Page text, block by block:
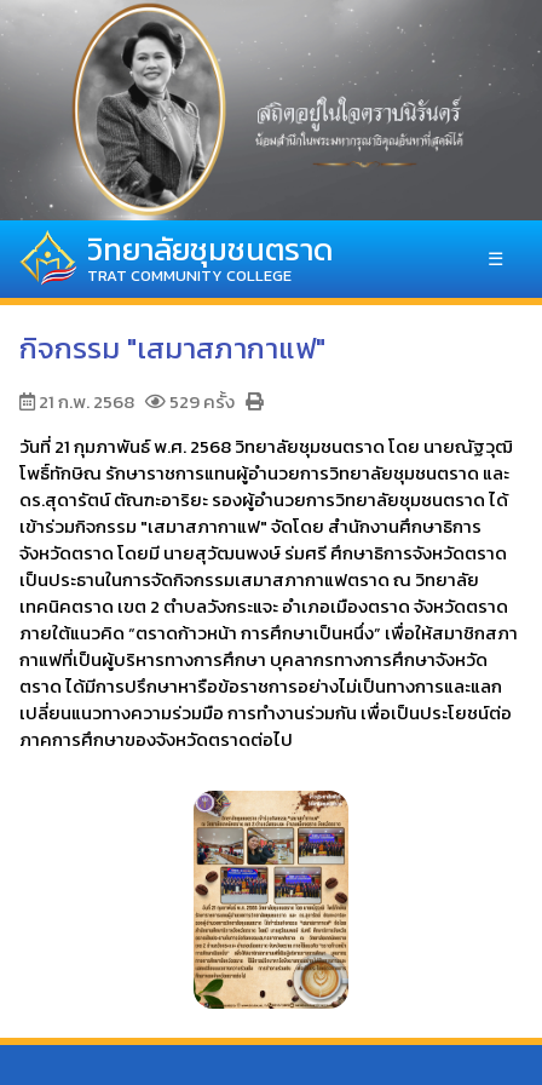
วิทยาลัยชุมชนตราด
TRAT COMMUNITY COLLEGE
☰
กิจกรรม "เสมาสภากาแฟ"
21 ก.พ. 2568
529 ครั้ง
วันที่ 21 กุมภาพันธ์ พ.ศ. 2568 วิทยาลัยชุมชนตราด โดย นายณัฐวุฒิ
โพธิ์ทักษิณ รักษาราชการแทนผู้อำนวยการวิทยาลัยชุมชนตราด และ
ดร.สุดารัตน์ ตัณฑะอาริยะ รองผู้อำนวยการวิทยาลัยชุมชนตราด ได้
เข้าร่วมกิจกรรม "เสมาสภากาแฟ" จัดโดย สำนักงานศึกษาธิการ
จังหวัดตราด โดยมี นายสุวัฒนพงษ์ ร่มศรี ศึกษาธิการจังหวัดตราด
เป็นประธานในการจัดกิจกรรมเสมาสภากาแฟตราด ณ วิทยาลัย
เทคนิคตราด เขต 2 ตำบลวังกระแจะ อำเภอเมืองตราด จังหวัดตราด
ภายใต้แนวคิด “ตราดก้าวหน้า การศึกษาเป็นหนึ่ง” เพื่อให้สมาชิกสภา
กาแฟที่เป็นผู้บริหารทางการศึกษา บุคลากรทางการศึกษาจังหวัด
ตราด ได้มีการปรึกษาหารือข้อราชการอย่างไม่เป็นทางการและแลก
เปลี่ยนแนวทางความร่วมมือ การทำงานร่วมกัน เพื่อเป็นประโยชน์ต่อ
ภาคการศึกษาของจังหวัดตราดต่อไป